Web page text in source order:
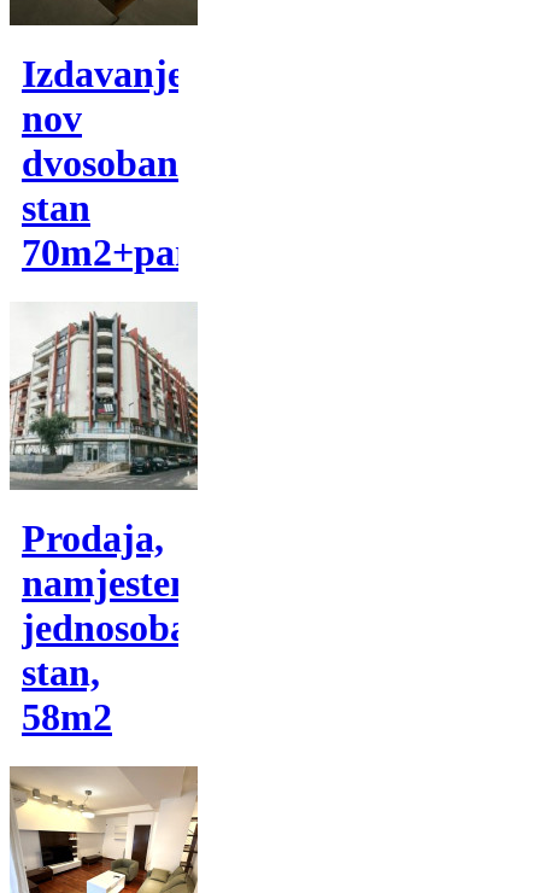
Izdavanje,
nov
dvosoban
stan
70m2+parking
Prodaja,
namjesten
jednosoban
stan,
58m2